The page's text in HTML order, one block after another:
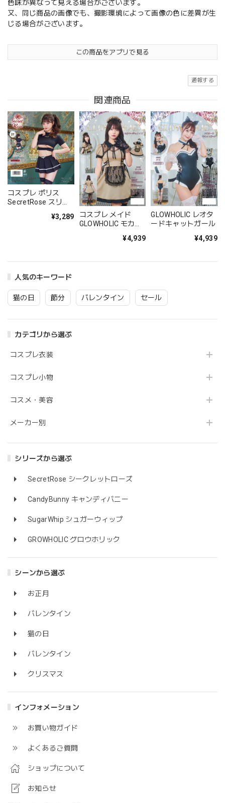
人気のキーワード
猫の日 節分 バレンタイン セール
カテゴリから選ぶ
コスプレ衣装
コスプレ小物
コスメ・美容
メーカー別
シリーズから選ぶ
SecretRose シークレットローズ
CandyBunny キャンディバニー
SugarWhip シュガーウィップ
GROWHOLIC グロウホリック
シーンから選ぶ
お正月
バレンタイン
猫の日
バレンタイン
クリスマス
インフォメーション
お買い物ガイド
よくあるご質問
ショップについて
お知らせ
色味が異なって見える場合がございます。
又、同じ商品の画像でも、撮影環境によって画像の色に差異が生
じる場合がございます。
この商品をアプリで見る
通報する
関連商品
コスプレ ポリス
SecretRose スリッ
フリーサイズ ブラッ
¥3,289
コスプレ メイド
GLOWHOLIC モカベ
ース フリーサイズ
トーン】
¥4,939
GLOWHOLIC レオタ
ードキャットガール
¥4,939